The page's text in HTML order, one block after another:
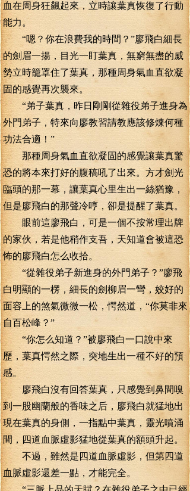
血在周身狂飆起來，立時讓葉真恢復了行動
能力。
“嗯？你在浪費我的時間？”廖飛白細長
的劍眉一揚，目光一盯葉真，無窮無盡的威
勢立時籠罩住了葉真，那種周身氣血直欲凝
固的感覺再次襲來。
“弟子葉真，昨日剛剛從雜役弟子進身為
外門弟子，特來向廖教習請教應該修煉何種
功法合適！”
那種周身氣血直欲凝固的感覺讓葉真驚
恐的將本來打好的腹稿吼了出來。方才劍光
臨頭的那一幕，讓葉真心里生出一絲猶豫，
但是廖飛白的那聲冷哼，卻是提醒了葉真。
眼前這廖飛白，可是一個不按常理出牌
的家伙，若是他稍作支吾，天知道會被這恐
怖的廖飛白怎么收拾。
“從雜役弟子新進身的外門弟子？”廖飛
白明顯的一楞，細長的劍柳眉一彎，姣好的
面容上的煞氣微微一松，愕然道，“你莫非來
自百松峰？”
“你怎么知道？”被廖飛白一口說中來
歷，葉真愕然之際，突地生出一種不好的預
感。
廖飛白沒有回答葉真，只感覺到鼻間嗅
到一股幽蘭般的香味之后，廖飛白就猛地出
現在葉真的身側，一指點中葉真，靈光噴涌
間，四道血脈虛影猛地從葉真的額頭升起。
不過，雖然是四道血脈虛影，但第四道
血脈虛影還差一點，才能完全。